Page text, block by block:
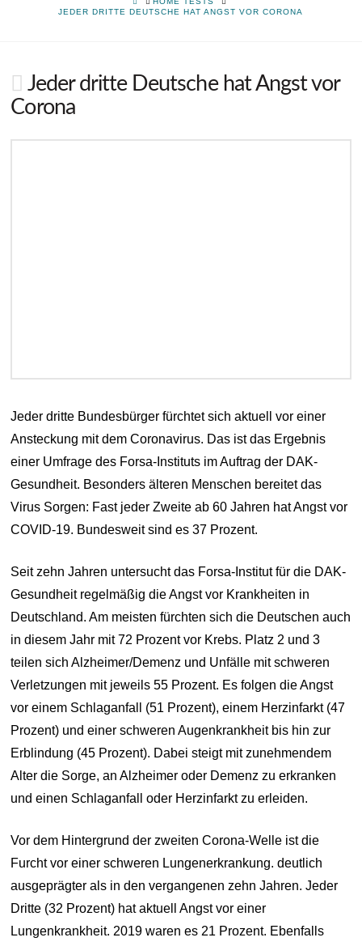
JEDER DRITTE DEUTSCHE HAT ANGST VOR CORONA
Jeder dritte Deutsche hat Angst vor
Corona
Jeder dritte Bundesbürger fürchtet sich aktuell vor einer
Ansteckung mit dem Coronavirus. Das ist das Ergebnis
einer Umfrage des Forsa-Instituts im Auftrag der DAK-
Gesundheit. Besonders älteren Menschen bereitet das
Virus Sorgen: Fast jeder Zweite ab 60 Jahren hat Angst vor
COVID-19. Bundesweit sind es 37 Prozent.
Seit zehn Jahren untersucht das Forsa-Institut für die DAK-
Gesundheit regelmäßig die Angst vor Krankheiten in
Deutschland. Am meisten fürchten sich die Deutschen auch
in diesem Jahr mit 72 Prozent vor Krebs. Platz 2 und 3
teilen sich Alzheimer/Demenz und Unfälle mit schweren
Verletzungen mit jeweils 55 Prozent. Es folgen die Angst
vor einem Schlaganfall (51 Prozent), einem Herzinfarkt (47
Prozent) und einer schweren Augenkrankheit bis hin zur
Erblindung (45 Prozent). Dabei steigt mit zunehmendem
Alter die Sorge, an Alzheimer oder Demenz zu erkranken
und einen Schlaganfall oder Herzinfarkt zu erleiden.
Vor dem Hintergrund der zweiten Corona-Welle ist die
Furcht vor einer schweren Lungenerkrankung. deutlich
ausgeprägter als in den vergangenen zehn Jahren. Jeder
Dritte (32 Prozent) hat aktuell Angst vor einer
Lungenkrankheit. 2019 waren es 21 Prozent. Ebenfalls